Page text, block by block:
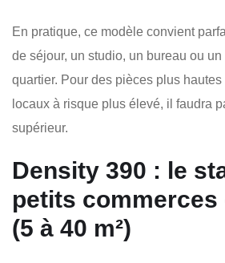
En pratique, ce modèle convient
de séjour, un studio, un bureau ou
quartier. Pour des pièces plus
locaux à risque plus élevé, il faudra
supérieur.
Density 390 : le
petits commerces
(5 à 40 m²)